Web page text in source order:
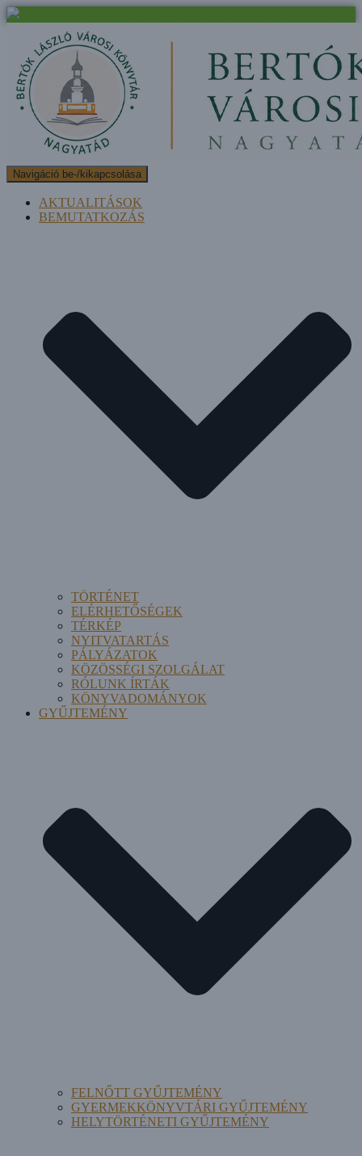
Navigáció be-/kikapcsolása
AKTUALITÁSOK
BEMUTATKOZÁS
TÖRTÉNET
ELÉRHETŐSÉGEK
TÉRKÉP
NYITVATARTÁS
PÁLYÁZATOK
KÖZÖSSÉGI SZOLGÁLAT
RÓLUNK ÍRTÁK
KÖNYVADOMÁNYOK
GYŰJTEMÉNY
FELNŐTT GYŰJTEMÉNY
GYERMEKKÖNYVTÁRI GYŰJTEMÉNY
HELYTÖRTÉNETI GYŰJTEMÉNY